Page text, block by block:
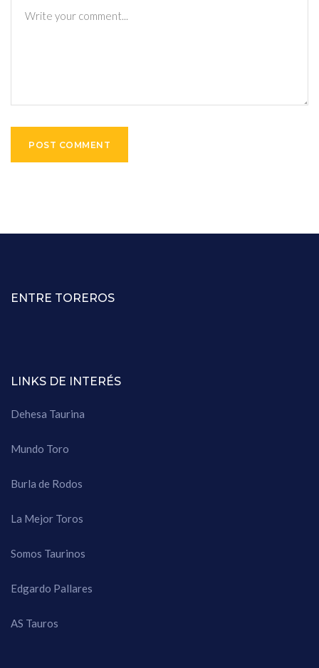
ENTRE TOREROS
LINKS DE INTERÉS
Dehesa Taurina
Mundo Toro
Burla de Rodos
La Mejor Toros
Somos Taurinos
Edgardo Pallares
AS Tauros